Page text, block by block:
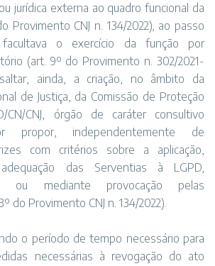
jurídica externa ao quadro funcional da
Provimento CNJ n. 134/2022), ao passo
o exercício da função por
(art. 9º do Provimento n. 302/2021-
ainda, a criação, no âmbito da
de Justiça, da Comissão de Proteção
CNJ, órgão de caráter consultivo
propor, independentemente de
com critérios sobre a aplicação,
das Serventias à LGPD,
ou mediante provocação pelas
do Provimento CNJ n. 134/2022).
o período de tempo necessário para
necessárias à revogação do ato